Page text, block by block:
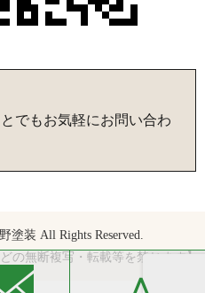
でもお気軽にお問い合わ
装 All Rights Reserved.
の無断複写・転載等を禁じます】